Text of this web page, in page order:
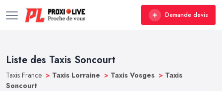
Demande devis
Liste des Taxis Soncourt
Taxis France > Taxis Lorraine > Taxis Vosges > Taxis
Soncourt